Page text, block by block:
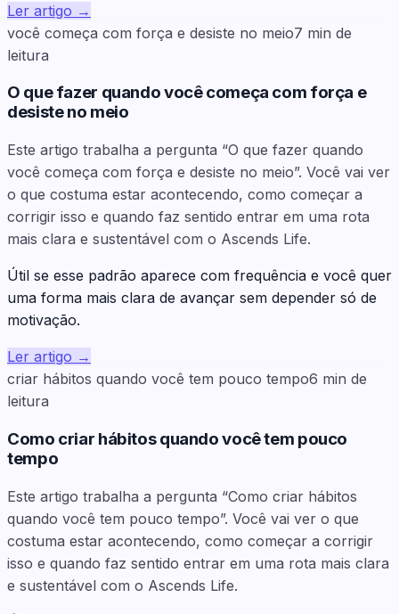
Ler artigo →
você começa com força e desiste no meio7 min de
leitura
O que fazer quando você começa com força e
desiste no meio
Este artigo trabalha a pergunta “O que fazer quando
você começa com força e desiste no meio”. Você vai ver
o que costuma estar acontecendo, como começar a
corrigir isso e quando faz sentido entrar em uma rota
mais clara e sustentável com o Ascends Life.
Útil se esse padrão aparece com frequência e você quer
uma forma mais clara de avançar sem depender só de
motivação.
Ler artigo →
criar hábitos quando você tem pouco tempo6 min de
leitura
Como criar hábitos quando você tem pouco
tempo
Este artigo trabalha a pergunta “Como criar hábitos
quando você tem pouco tempo”. Você vai ver o que
costuma estar acontecendo, como começar a corrigir
isso e quando faz sentido entrar em uma rota mais clara
e sustentável com o Ascends Life.